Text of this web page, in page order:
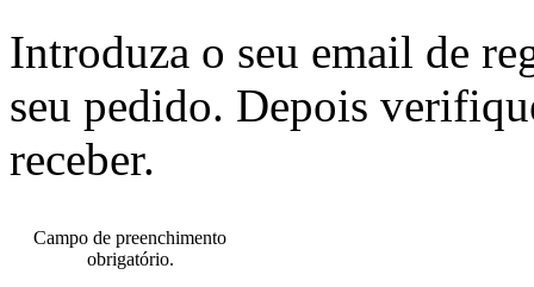
Introduza o seu email de
seu pedido. Depois
receber.
Campo de preenchimento
obrigatório.